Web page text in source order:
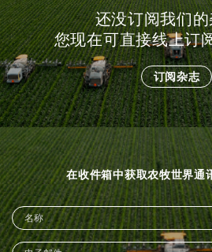
还没订阅我们
您现在可直接线上订
订阅杂志
在收件箱中获取农牧世界通